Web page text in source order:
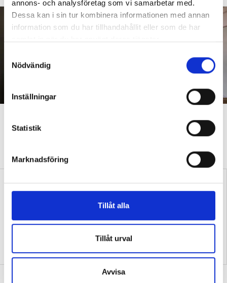
annons- och analysföretag som vi samarbetar med.
Dessa kan i sin tur kombinera informationen med annan
information som du har tillhandahållit eller som de har
y
Nödvändig
Inställningar
Statistik
Marknadsföring
Tillåt alla
Tillåt urval
Avvisa
Hårda orden om kommunerna – vill förstatliga skolan
kreativitet av mina elever”
”Skolans halvblindhet botas
inte med ännu en reform”